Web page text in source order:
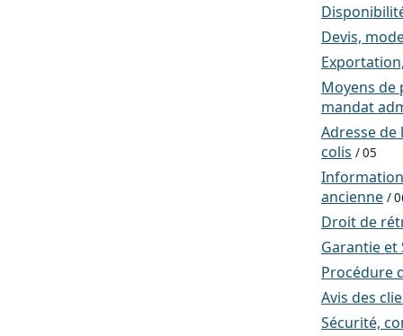
Devis,
Moyens de
mandat
Adresse
colis / 05
ancienne /
Droit de
Garantie et
Procédure
Avis des
Sécurité,